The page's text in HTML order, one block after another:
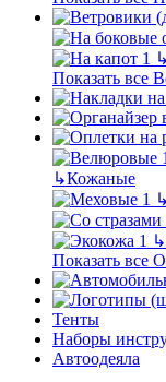
↳
Показать все
↳Кожаные
↳
↳
Показать все
Тенты
Наборы
Автоодеяла